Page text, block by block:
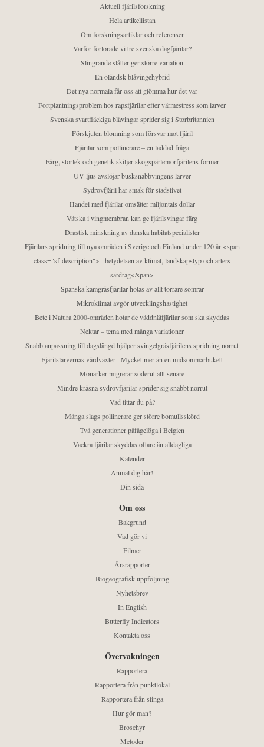
Aktuell fjärilsforskning
Hela artikellistan
Om forskningsartiklar och referenser
Varför förlorade vi tre svenska dagfjärilar?
Slingrande slåtter ger större variation
En öländsk blåvingehybrid
Det nya normala får oss att glömma hur det var
Fortplantningsproblem hos rapsfjärilar efter värmestress som larver
Svenska svartfläckiga blåvingar sprider sig i Storbritannien
Förskjuten blomning som försvar mot fjäril
Fjärilar som pollinerare – en laddad fråga
Färg, storlek och genetik skiljer skogspärlemorfjärilens former
UV-ljus avslöjar busksnabbvingens larver
Sydrovfjäril har smak för stadslivet
Handel med fjärilar omsätter miljontals dollar
Vätska i vingmembran kan ge fjärilsvingar färg
Drastisk minskning av danska habitatspecialister
Fjärilars spridning till nya områden i Sverige och Finland under 120 år <span
class="sf-description">– betydelsen av klimat, landskapstyp och arters
särdrag</span>
Spanska kamgräsfjärilar hotas av allt torrare somrar
Mikroklimat avgör utvecklingshastighet
Bete i Natura 2000-områden hotar de väddnätfjärilar som ska skyddas
Nektar – tema med många variationer
Snabb anpassning till dagslängd hjälper svingelgräsfjärilens spridning norrut
Fjärilslarvernas värdväxter– Mycket mer än en midsommarbukett
Monarker migrerar söderut allt senare
Mindre kräsna sydrovfjärilar sprider sig snabbt norrut
Vad tittar du på?
Många slags pollinerare ger större bomullsskörd
Två generationer påfågelöga i Belgien
Vackra fjärilar skyddas oftare än alldagliga
Kalender
Anmäl dig här!
Din sida
Om oss
Bakgrund
Vad gör vi
Filmer
Årsrapporter
Biogeografisk uppföljning
Nyhetsbrev
In English
Butterfly Indicators
Kontakta oss
Övervakningen
Rapportera
Rapportera från punktlokal
Rapportera från slinga
Hur gör man?
Broschyr
Metoder